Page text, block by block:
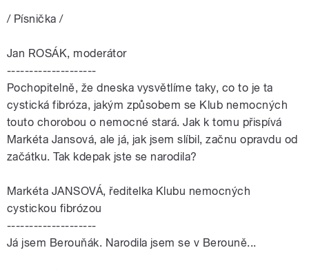
/ Písnička /
Jan ROSÁK, moderátor
--------------------
Pochopitelně, že dneska vysvětlíme taky, co to je ta
cystická fibróza, jakým způsobem se Klub nemocných
touto chorobou o nemocné stará. Jak k tomu přispívá
Markéta Jansová, ale já, jak jsem slíbil, začnu opravdu od
začátku. Tak kdepak jste se narodila?
Markéta JANSOVÁ, ředitelka Klubu nemocných
cystickou fibrózou
--------------------
Já jsem Berouňák. Narodila jsem se v Berouně...